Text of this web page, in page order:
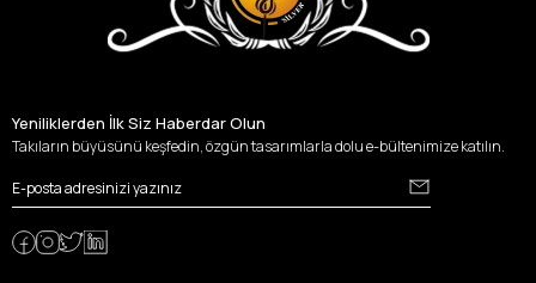
Yeniliklerden İlk Siz Haberdar Olun
Takıların büyüsünü keşfedin, özgün tasarımlarla dolu e-bültenimize katılın.